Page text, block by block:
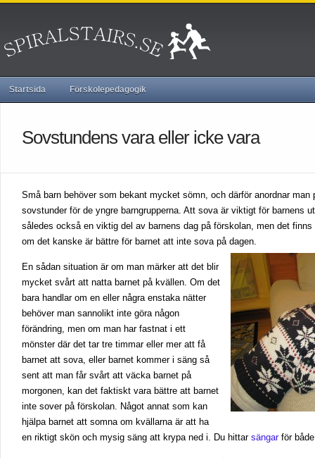
Startsida Förskolepedagogik
Sovstundens vara eller icke vara
Små barn behöver som bekant mycket sömn, och därför anordnar man
sovstunder för de yngre barngrupperna. Att sova är viktigt för barnens
således också en viktig del av barnens dag på förskolan, men det
om det kanske är bättre för barnet att inte sova på dagen.
En sådan situation är om man märker att det blir
mycket svårt att natta barnet på kvällen. Om det
bara handlar om en eller några enstaka nätter
behöver man sannolikt inte göra någon
förändring, men om man har fastnat i ett
mönster där det tar tre timmar eller mer att få
barnet att sova, eller barnet kommer i säng så
sent att man får svårt att väcka barnet på
morgonen, kan det faktiskt vara bättre att barnet
inte sover på förskolan. Något annat som kan
hjälpa barnet att somna om kvällarna är att ha
en riktigt skön och mysig säng att krypa ned i. Du hittar sängarför både